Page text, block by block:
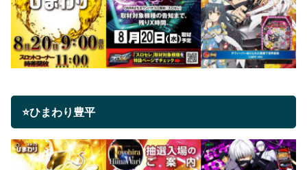
⭐ひまわり豊平